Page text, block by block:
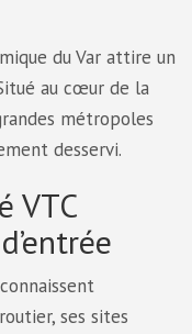
du Var attire un
au cœur de la
métropoles
desservi.
VTC
connaissent
ses sites